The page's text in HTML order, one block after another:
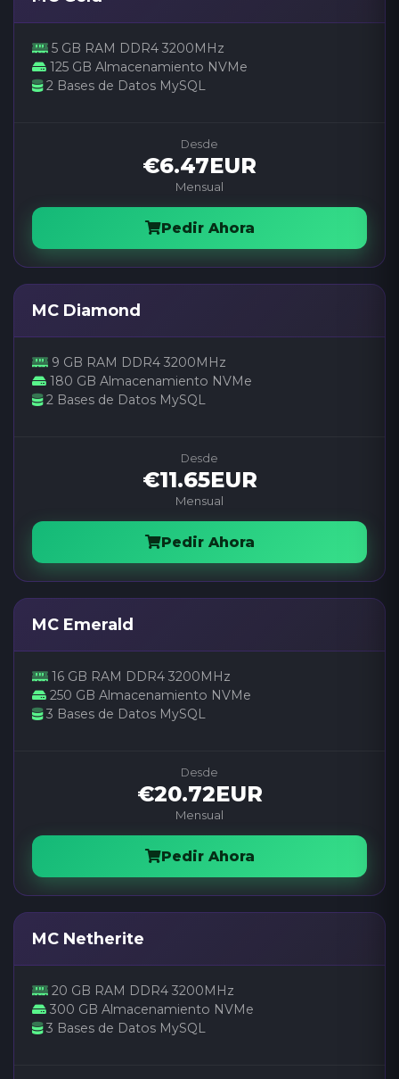
5 GB RAM DDR4 3200MHz
125 GB Almacenamiento NVMe
2 Bases de Datos MySQL
Desde
€6.47EUR
Mensual
Pedir Ahora
MC Diamond
9 GB RAM DDR4 3200MHz
180 GB Almacenamiento NVMe
2 Bases de Datos MySQL
Desde
€11.65EUR
Mensual
Pedir Ahora
MC Emerald
16 GB RAM DDR4 3200MHz
250 GB Almacenamiento NVMe
3 Bases de Datos MySQL
Desde
€20.72EUR
Mensual
Pedir Ahora
MC Netherite
20 GB RAM DDR4 3200MHz
300 GB Almacenamiento NVMe
3 Bases de Datos MySQL